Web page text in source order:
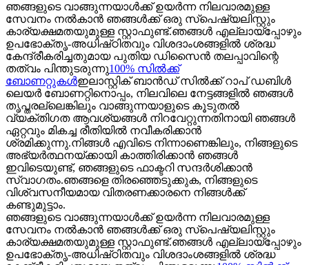
ഞങ്ങളുടെ വാങ്ങുന്നയാൾക്ക് ഉയർന്ന നിലവാരമുള്ള
സേവനം നൽകാൻ ഞങ്ങൾക്ക് ഒരു സ്പെഷ്യലിസ്റ്റും
കാര്യക്ഷമതയുമുള്ള സ്റ്റാഫുണ്ട്.ഞങ്ങൾ എല്ലായ്പ്പോഴും
ഉപഭോക്തൃ-അധിഷ്‌ഠിതവും വിശദാംശങ്ങളിൽ ശ്രദ്ധ
കേന്ദ്രീകരിച്ചതുമായ പുതിയ ഡിസൈൻ തലപ്പാവിന്റെ
തത്വം പിന്തുടരുന്നു100% സിൽക്ക്
ബോണറ്റുകൾഇലാസ്റ്റിക് ബാൻഡ് സിൽക്ക് റാപ് ഡബിൾ
ലെയർ ബോണറ്റിനൊപ്പം, നിലവിലെ നേട്ടങ്ങളിൽ ഞങ്ങൾ
തൃപ്തരല്ലെങ്കിലും വാങ്ങുന്നയാളുടെ കൂടുതൽ
വ്യക്തിഗത ആവശ്യങ്ങൾ നിറവേറ്റുന്നതിനായി ഞങ്ങൾ
ഏറ്റവും മികച്ച രീതിയിൽ നവീകരിക്കാൻ
ശ്രമിക്കുന്നു.നിങ്ങൾ എവിടെ നിന്നാണെങ്കിലും, നിങ്ങളുടെ
അഭ്യർത്ഥനയ്ക്കായി കാത്തിരിക്കാൻ ഞങ്ങൾ
ഇവിടെയുണ്ട്, ഞങ്ങളുടെ ഫാക്ടറി സന്ദർശിക്കാൻ
സ്വാഗതം.ഞങ്ങളെ തിരഞ്ഞെടുക്കുക, നിങ്ങളുടെ
വിശ്വസനീയമായ വിതരണക്കാരനെ നിങ്ങൾക്ക്
കണ്ടുമുട്ടാം.
ഞങ്ങളുടെ വാങ്ങുന്നയാൾക്ക് ഉയർന്ന നിലവാരമുള്ള
സേവനം നൽകാൻ ഞങ്ങൾക്ക് ഒരു സ്പെഷ്യലിസ്റ്റും
കാര്യക്ഷമതയുമുള്ള സ്റ്റാഫുണ്ട്.ഞങ്ങൾ എല്ലായ്‌പ്പോഴും
ഉപഭോക്തൃ-അധിഷ്‌ഠിതവും വിശദാംശങ്ങളിൽ ശ്രദ്ധ